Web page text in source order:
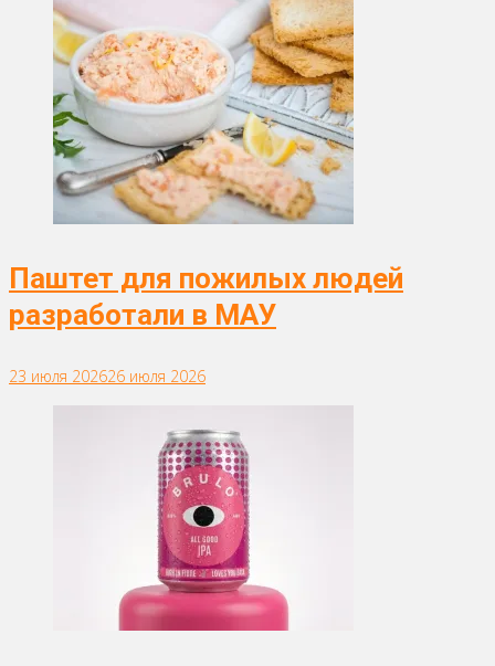
Паштет для пожилых людей
разработали в МАУ
23 июля 202626 июля 2026